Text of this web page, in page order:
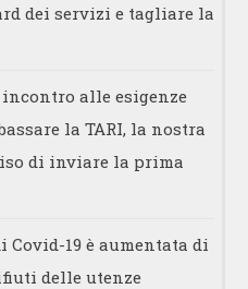
dei servizi e tagliare la
incontro alle esigenze
la TARI, la nostra
di inviare la prima
Covid-19 è aumentata di
delle utenze